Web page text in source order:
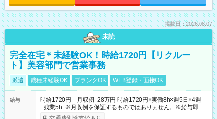
掲載日：2026.08.07
未読
完全在宅＊未経験OK！時給1720円【リクルー
ト】美容部門で営業事務
派遣 職種未経験OK ブランクOK WEB登録・面接OK
給与
時給1720円 月収例 28万円 時給1720円×実働8h×週5日×4週
+残業5h ※月収例を保証するものではありません。※給与即受
取りサービス利用可（利用条件有）